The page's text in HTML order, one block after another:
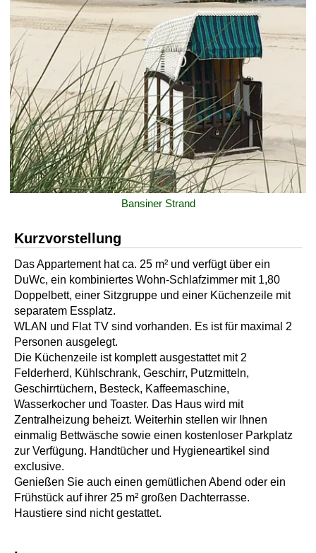
Bansiner Strand
Kurzvorstellung
Das Appartement hat ca. 25 m² und verfügt über ein
DuWc, ein kombiniertes Wohn-Schlafzimmer mit 1,80
Doppelbett, einer Sitzgruppe und einer Küchenzeile mit
separatem Essplatz.
WLAN und Flat TV sind vorhanden. Es ist für maximal 2
Personen ausgelegt.
Die Küchenzeile ist komplett ausgestattet mit 2
Felderherd, Kühlschrank, Geschirr, Putzmitteln,
Geschirrtüchern, Besteck, Kaffeemaschine,
Wasserkocher und Toaster. Das Haus wird mit
Zentralheizung beheizt. Weiterhin stellen wir Ihnen
einmalig Bettwäsche sowie einen kostenloser Parkplatz
zur Verfügung. Handtücher und Hygieneartikel sind
exclusive.
Genießen Sie auch einen gemütlichen Abend oder ein
Frühstück auf ihrer 25 m² großen Dachterrasse.
Haustiere sind nicht gestattet.